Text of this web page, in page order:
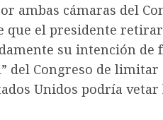
ambas cámaras del
que el presidente
su intención
del Congreso de limitar
Unidos podría